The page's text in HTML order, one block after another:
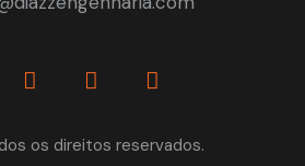
os direitos reservados.